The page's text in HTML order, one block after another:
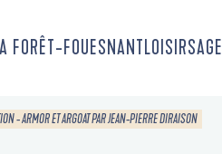
FORÊT-FOUESNANTLOISIRS
- ARMOR ET ARGOAT PAR JEAN-PIERRE DIRAISON